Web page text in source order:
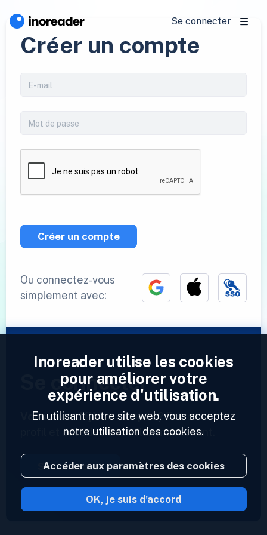
Se connecter
Créer un compte
Créer un compte
Ou connectez-vous
simplement avec:
Se connecter
Vous avez déjà un compte ? Entrez votre
profil et accédez à vos flux maintenant.
Se connecter
2023 © Inoreader
Inoreader utilise les cookies
pour améliorer votre
expérience d'utilisation.
En utilisant notre site web, vous acceptez
notre utilisation des cookies.
Accéder aux paramètres des cookies
OK, je suis d'accord